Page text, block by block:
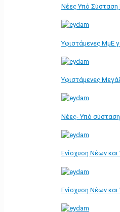
Νέες Υπό Σύσταση
Υφιστάμενες ΜμΕ
Υφιστάμενες
Νέες- Υπό
Ενίσχυση Νέων
Ενίσχυση Νέων